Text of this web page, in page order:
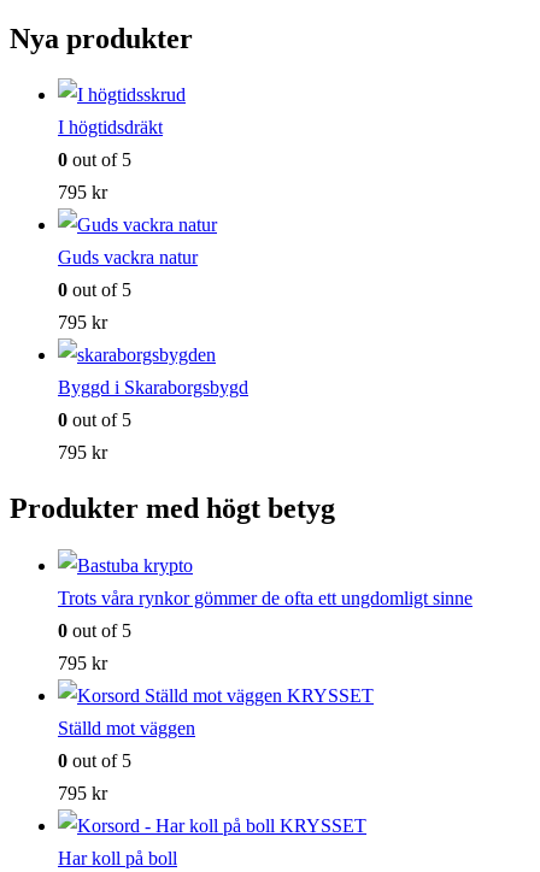
Nya produkter
I högtidsdräkt
0 out of 5
795 kr
Guds vackra natur
0 out of 5
795 kr
Byggd i Skaraborgsbygd
0 out of 5
795 kr
Produkter med högt betyg
Trots våra rynkor gömmer de ofta ett ungdomligt sinne
0 out of 5
795 kr
Ställd mot väggen
0 out of 5
795 kr
Har koll på boll